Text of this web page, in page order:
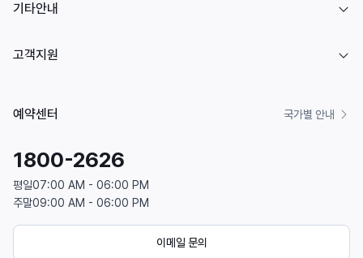
기타안내
고객지원
예약센터 국가별 안내
1800-2626
평일07:00 AM - 06:00 PM
주말09:00 AM - 06:00 PM
이메일 문의